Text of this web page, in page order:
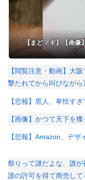
【まどマギ】【画像
【閲覧注意・動画】大
撃たれてから叫びなが
【悲報】黒人、卑怯す
【画像】かつて天下を
【悲報】Amazon、デザ
祭りって謎だよな、誰
誰の許可を得て商売して